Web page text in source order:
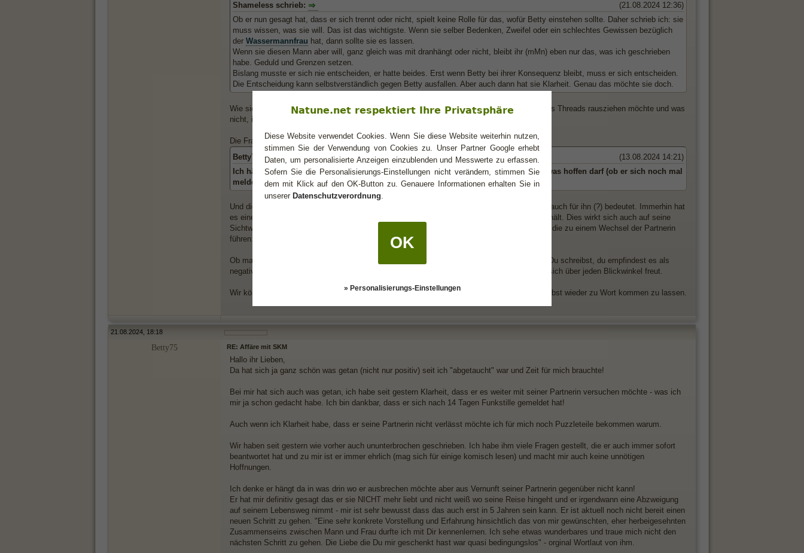
(21.08.2024 12:36)
Shameless schrieb:
Ob er nun gesagt hat, dass er sich trennt oder nicht, spielt keine Rolle für das, wofür Betty einstehen sollte. Daher schrieb ich: sie
muss wissen, was sie will. Das ist das wichtigste. Wenn sie selber Bedenken, Zweifel oder ein schlechtes Gewissen bezüglich
der Wassermannfrau hat, dann sollte sie es lassen.
Wenn sie diesen Mann aber will, ganz gleich was mit dranhängt oder nicht, bleibt ihr (mMn) eben nur das, was ich geschrieben
habe. Geduld und Grenzen setzen.
Bislang musste er sich nie entscheiden, er hatte beides. Erst wenn Betty bei ihrer Konsequenz bleibt, muss er sich entscheiden.
Die Entscheidung kann selbstverständlich gegen Betty ausfallen. Aber auch dann hat sie Klarheit. Genau das möchte sie doch.
Wie sich ein Threadersteller verhalten sollte und was er für sich aus den Kommentaren seines Threads rausziehen möchte und was
nicht, ist alleine seine Entscheidung.
Die Fragestellung ist:
(13.08.2024 14:21)
Betty75 schrieb:
Ich hätte gerne mal ein paar Einschätzungen wie ihr das ganze seht ob ich noch auf was hoffen darf (ob er sich noch mal
meldet, was seine Aussagen zu bedeuten haben, was das zwischen uns war).
Und dies lässt sich nicht beantworten ohne auf die Affäre und was sie moralisch vielleicht ja auch für ihn (?) bedeutet. Immerhin hat
es einen Sinn, warum ER keine offene Beziehung führt und Betty dementsprechend geheim hält. Dies wirkt sich auch auf seine
Sichtweise zu Beziehungen aus und kann daher auch Auswirkungen haben auf die Chancen, die zu einem Wechsel der Partnerin
führen.
Ob man das als mutmachend oder entmutigend wahrnimmt, ist das persönliche Empfinden. Du schreibst, du empfindest es als
negativ. Von Betty habe ich diesbezüglich immer nur Dankesnachrichten gesehen, dass sie sich über jeden Blickwinkel freut.
Wir können nicht wissen, was noch passieren wird, aber vielleicht wäre es ganz gut Betty selbst wieder zu Wort kommen zu lassen.
21.08.2024, 18:18
Betty75 RE: Affäre mit SKM
Hallo ihr Lieben,
Da hat sich ja ganz schön was getan (nicht nur positiv) seit ich "abgetaucht" war und Zeit für mich brauchte!
Bei mir hat sich auch was getan, ich habe seit gestern Klarheit, dass er es weiter mit seiner Partnerin versuchen möchte - was ich
mir ja schon gedacht habe. Ich bin dankbar, dass er sich nach 14 Tagen Funkstille gemeldet hat!
Auch wenn ich Klarheit habe, dass er seine Partnerin nicht verlässt möchte ich für mich noch Puzzleteile bekommen warum.
Wir haben seit gestern wie vorher auch ununterbrochen geschrieben. Ich habe ihm viele Fragen gestellt, die er auch immer sofort
beantwortet hat und zu mir ist er immer ehrlich (mag sich für einige komisch lesen) und macht mir auch keine unnötigen
Hoffnungen.
Ich denke er hängt da in was drin wo er ausbrechen möchte aber aus Vernunft seiner Partnerin gegenüber nicht kann!
Er hat mir definitiv gesagt das er sie NICHT mehr liebt und nicht weiß wo seine Reise hingeht und er irgendwann eine Abzweigung
auf seinem Lebensweg nimmt - mir ist sehr bewusst dass das auch erst in 5 Jahren sein kann. Er ist aktuell noch nicht bereit einen
neuen Schritt zu gehen. "Eine sehr konkrete Vorstellung und Erfahrung hinsichtlich das von mir gewünschten, eher herbeigesehnten
Zusammenseins zwischen Mann und Frau durfte ich mit Dir kennenlernen. Ich sehe etwas wunderbares und traue mich nicht den
nächsten Schritt zu gehen. Die Liebe die Du mir geschenkt hast war quasi bedingungslos" - orginal Wortlaut von ihm.
Natune.net respektiert Ihre Privatsphäre
Diese Website verwendet Cookies. Wenn Sie diese Website weiterhin nutzen,
stimmen Sie der Verwendung von Cookies zu. Unser Partner Google erhebt
Daten, um personalisierte Anzeigen einzublenden und Messwerte zu erfassen.
Sofern Sie die Personalisierungs-Einstellungen nicht verändern, stimmen Sie
dem mit Klick auf den OK-Button zu. Genauere Informationen erhalten Sie in
unserer Datenschutzverordnung
OK
» Personalisierungs-Einstellungen